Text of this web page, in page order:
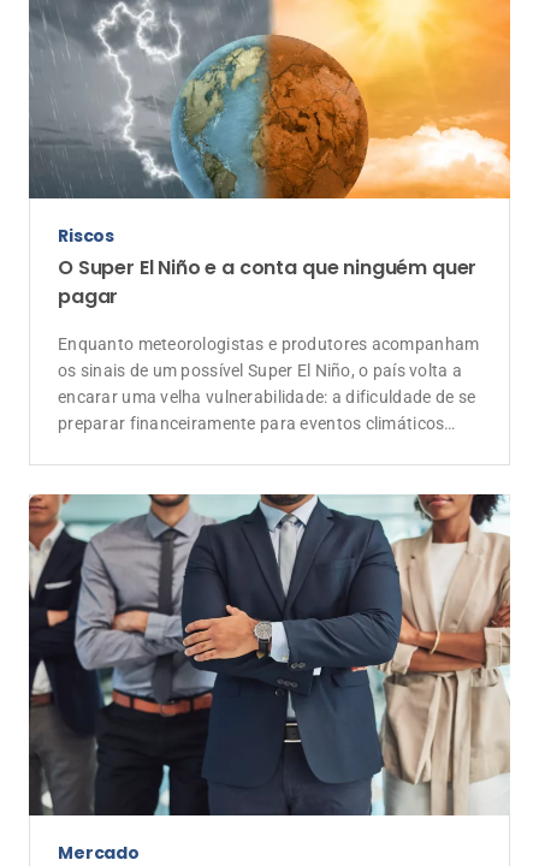
Riscos
O Super El Niño e a conta que ninguém quer
pagar
Enquanto meteorologistas e produtores acompanham
os sinais de um possível Super El Niño, o país volta a
encarar uma velha vulnerabilidade: a dificuldade de se
preparar financeiramente para eventos climáticos
Mercado